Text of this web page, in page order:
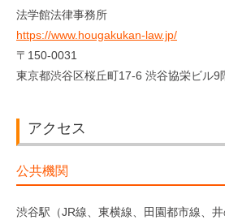
法学館法律事務所
https://www.hougakukan-law.jp/
〒150-0031
東京都渋谷区桜丘町17-6 渋谷協栄ビル9
アクセス
公共機関
渋谷駅（JR線、東横線、田園都市線、